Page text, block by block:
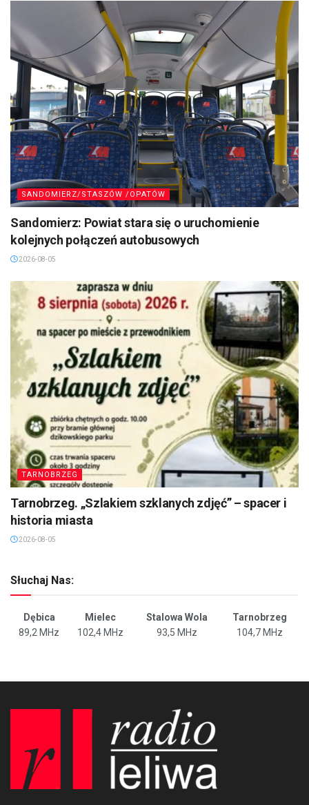
SANDOMIERZ/STASZÓW /OPATÓW
Sandomierz: Powiat stara się o uruchomienie
kolejnych połączeń autobusowych
2026-08-05
TARNOBRZEG
Tarnobrzeg. „Szlakiem szklanych zdjęć” – spacer i
historia miasta
2026-08-05
Słuchaj Nas:
Dębica Mielec Stalowa Wola
Tarnobrzeg
89,2 MHz
102,4 MHz 93,5 MHz 104,7 MHz